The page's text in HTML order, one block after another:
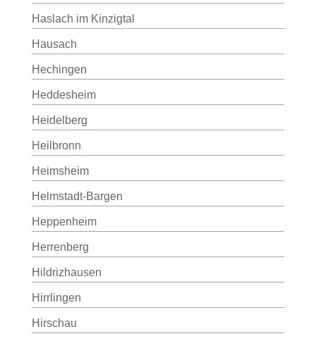
Haslach im Kinzigtal
Hausach
Hechingen
Heddesheim
Heidelberg
Heilbronn
Heimsheim
Helmstadt-Bargen
Heppenheim
Herrenberg
Hildrizhausen
Hirrlingen
Hirschau